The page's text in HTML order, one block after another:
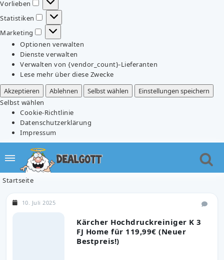
Vorlieben
Vorlieben
Statistiken
Statistiken
Marketing
Marketing
Optionen verwalten
Dienste verwalten
Verwalten von {vendor_count}-Lieferanten
Lese mehr über diese Zwecke
Akzeptieren
Ablehnen Selbst wählen
Einstellungen speichern
Selbst wählen
Cookie-Richtlinie
Datenschutzerklärung
Impressum
Startseite
Kärcher Hochdruckreiniger K 3
FJ Home für 119,99€ (Neuer
Bestpreis!)
10. Juli 2025